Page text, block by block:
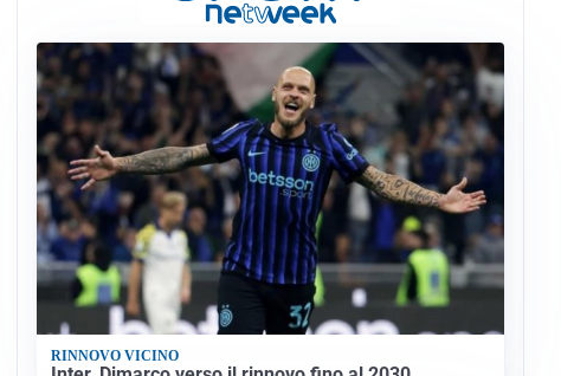
RINNOVO VICINO